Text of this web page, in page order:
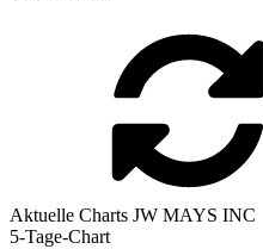
Aktuelle Charts JW MAYS INC
5-Tage-Chart